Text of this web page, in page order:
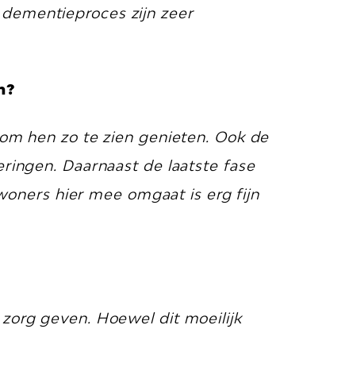
zijn zeer
hen zo te zien genieten. Ook de
Daarnaast de laatste fase
hier mee omgaat is erg fijn
geven. Hoewel dit moeilijk